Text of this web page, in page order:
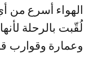
الهواء أسرع من
لُقّبت بالرحلة
وعمارة وقوارب